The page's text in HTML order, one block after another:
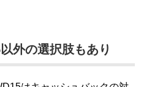
外の選択肢もあり